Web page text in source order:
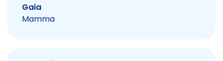
Gaia
Mamma